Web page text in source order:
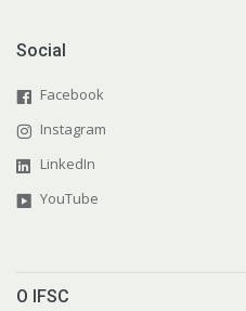
Social
Facebook
Instagram
LinkedIn
YouTube
O IFSC